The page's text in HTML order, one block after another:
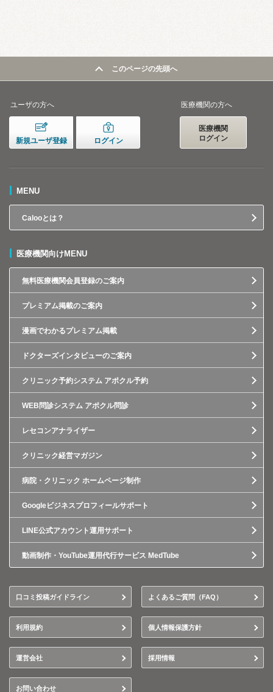
このページの先頭へ
ユーザの方へ
新規ユーザ登録 ログイン
医療機関の方へ
医療機関
ログイン
MENU
Calooとは？
医療機関向けMENU
無料医療機関会員登録のご案内
プレミアム掲載のご案内
漫画でわかるプレミアム掲載
ドクターズインタビューのご案内
クリニック予約システム アポクル予約
WEB問診システム アポクル問診
レセコンアナライザー
クリニック経営マガジン
病院・クリニック ホームページ制作
Googleビジネスプロフィールサポート
LINE公式アカウント運用サポート
動画制作・YouTube運用代行サービス MedTube
口コミ投稿ガイドライン よくあるご質問（FAQ）
利用規約 個人情報保護方針
運営会社 採用情報
お問い合わせ